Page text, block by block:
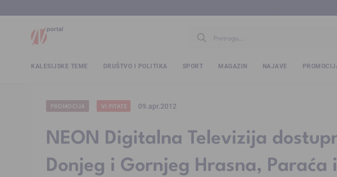
KALESIJSKE TEME DRUŠTVO I POLITIKA SPORT MAGAZIN NAJAVE
PROMOCIJA VI PITATE 09.apr.2012
NEON Digitalna Televizija
Donjeg i Gornjeg Hrasna, Paraća